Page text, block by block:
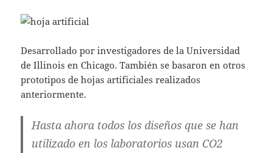
Desarrollado por investigadores de la Universidad
de Illinois en Chicago. También se basaron en otros
prototipos de hojas artificiales realizados
anteriormente.
Hasta ahora todos los diseños que se han
utilizado en los laboratorios usan CO2